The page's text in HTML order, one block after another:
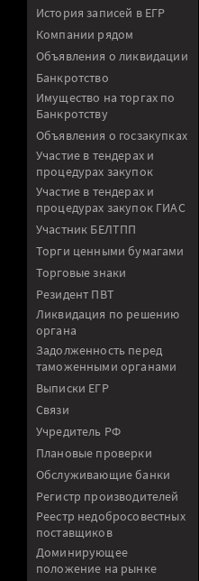
История записей в ЕГР
Компании рядом
Объявления о ликвидации
Банкротство
Имущество на торгах по
Банкротству
Объявления о госзакупках
Участие в тендерах и
процедурах закупок
Участие в тендерах и
процедурах закупок ГИАС
Участник БЕЛТПП
Торги ценными бумагами
Торговые знаки
Резидент ПВТ
Ликвидация по решению
органа
Задолженность перед
таможенными органами
Выписки ЕГР
Связи
Учредитель РФ
Плановые проверки
Обслуживающие банки
Регистр производителей
Реестр недобросовестных
поставщиков
Доминирующее
положение на рынке